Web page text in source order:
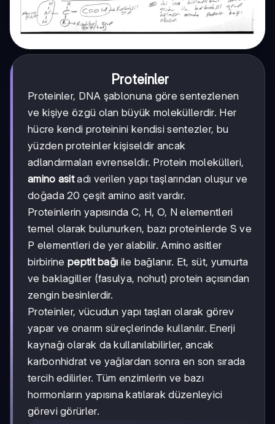
Proteinler
Proteinler, DNA şablonuna göre sentezlenen
ve kişiye özgü olan büyük moleküllerdir. Her
hücre kendi proteinini kendisi sentezler, bu
yüzden proteinler kişiseldir ancak
adlandırmaları evrenseldir. Protein molekülleri,
amino asitadı verilen yapı taşlarından oluşur ve
doğada 20 çeşit amino asit vardır.
Proteinlerin yapısında C, H, O, N elementleri
temel olarak bulunurken, bazı proteinlerde S ve
P elementleri de yer alabilir. Amino asitler
birbirine peptit bağı ile bağlanır. Et, süt, yumurta
ve baklagiller (fasulya, nohut) protein açısından
zengin besinlerdir.
Proteinler, vücudun yapı taşları olarak görev
yapar ve onarım süreçlerinde kullanılır. Enerji
kaynağı olarak da kullanılabilirler, ancak
karbonhidrat ve yağlardan sonra en son sırada
tercih edilirler. Tüm enzimlerin ve bazı
hormonların yapısına katılarak düzenleyici
görevi görürler.